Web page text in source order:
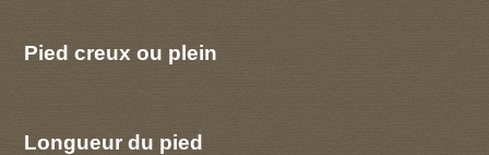
Pied creux ou plein
Longueur du pied